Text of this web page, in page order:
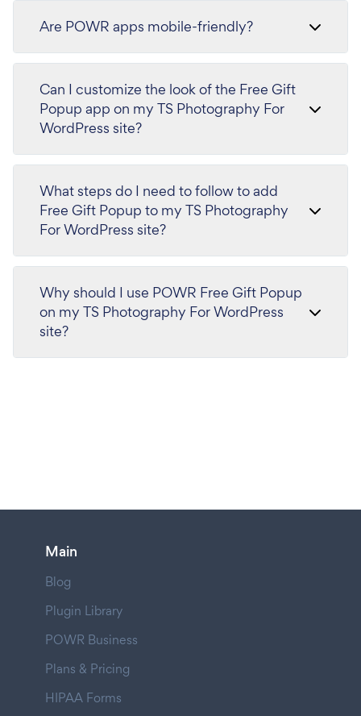
Are POWR apps mobile-friendly?
Can I customize the look of the Free Gift
Popup app on my TS Photography For
WordPress site?
What steps do I need to follow to add
Free Gift Popup to my TS Photography
For WordPress site?
Why should I use POWR Free Gift Popup
on my TS Photography For WordPress
site?
Main
Blog
Plugin Library
POWR Business
Plans & Pricing
HIPAA Forms